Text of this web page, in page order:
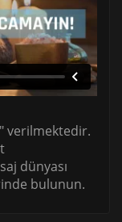
verilmektedir.
dünyası
bulunun.